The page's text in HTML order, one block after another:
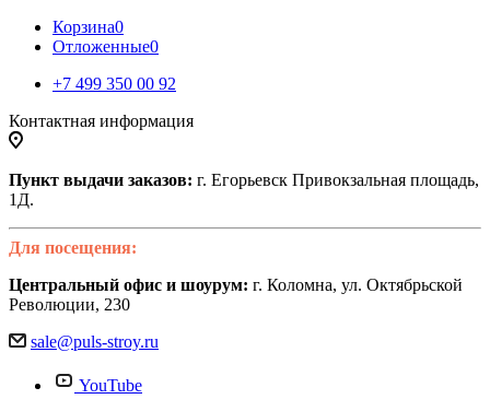
Корзина0
Отложенные0
+7 499 350 00 92
Контактная информация
Пункт выдачи заказов: г. Егорьевск Привокзальная площадь,
1Д.
Для посещения:
Центральный офис и шоурум: г. Коломна, ул. Октябрьской
Революции, 230
sale@puls-stroy.ru
YouTube